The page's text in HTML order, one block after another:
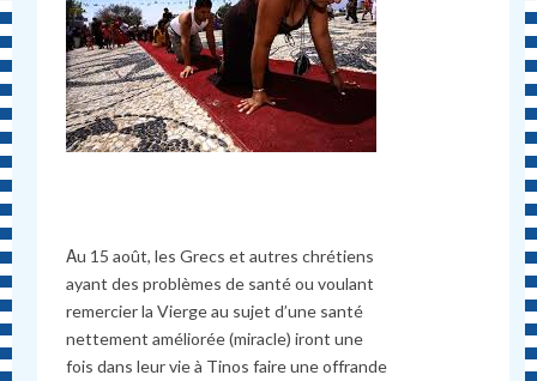
Αu 15 août, les Grecs et autres chrétiens
ayant des problèmes de santé ou voulant
remercier la Vierge au sujet d’une santé
nettement améliorée (miracle) iront une
fois dans leur vie à Tinos faire une offrande